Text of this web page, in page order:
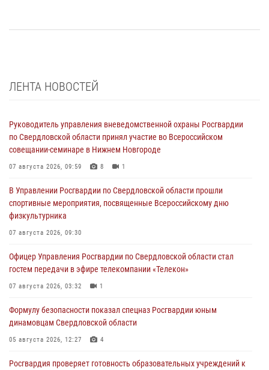
ЛЕНТА НОВОСТЕЙ
Руководитель управления вневедомственной охраны Росгвардии
по Свердловской области принял участие во Всероссийском
совещании-семинаре в Нижнем Новгороде
07 августа 2026, 09:59 8 1
В Управлении Росгвардии по Свердловской области прошли
спортивные мероприятия, посвященные Всероссийскому дню
физкультурника
07 августа 2026, 09:30
Офицер Управления Росгвардии по Свердловской области стал
гостем передачи в эфире телекомпании «Телекон»
07 августа 2026, 03:32 1
Формулу безопасности показал спецназ Росгвардии юным
динамовцам Свердловской области
05 августа 2026, 12:27 4
Росгвардия проверяет готовность образовательных учреждений к